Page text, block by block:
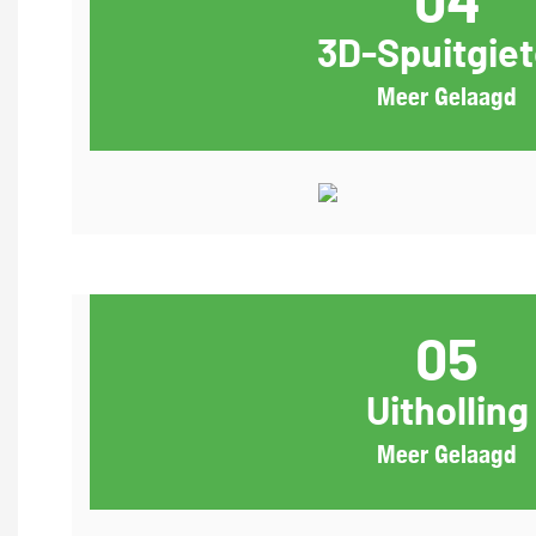
3D-
Meer Gelaagd
05
Uitholling
Meer Gelaagd